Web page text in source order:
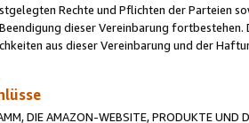
Rechte und Pflichten der Parteien
dieser Vereinbarung
aus dieser Vereinbarung und der
DIE AMAZON-WEBSITE, PRODUKTE UND